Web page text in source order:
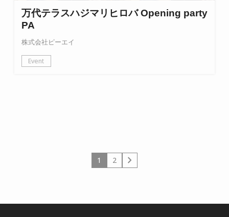
万代テラスハジマリヒロバ Opening party
PA
株式会社ピーエイ
Event
1 2 chevron_right